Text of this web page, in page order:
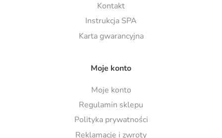
Kontakt
Instrukcja SPA
Karta gwarancyjna
Moje konto
Moje konto
Regulamin sklepu
Polityka prywatności
Reklamacje i zwroty